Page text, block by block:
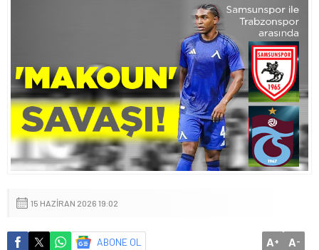
15 HAZIRAN 2026 19:02
ABONE OL A+ A-